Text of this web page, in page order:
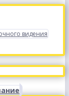
видения